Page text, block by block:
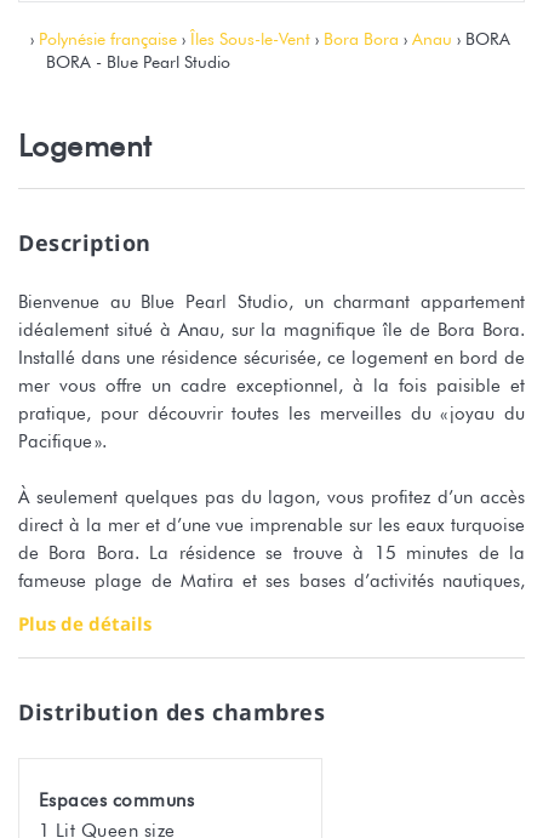
› Polynésie française › Îles Sous-le-Vent › Bora Bora › Anau › BORA
BORA - Blue Pearl Studio
Logement
Description
Bienvenue au Blue Pearl Studio, un charmant appartement
idéalement situé à Anau, sur la magnifique île de Bora Bora.
Installé dans une résidence sécurisée, ce logement en bord de
mer vous offre un cadre exceptionnel, à la fois paisible et
pratique, pour découvrir toutes les merveilles du « joyau du
Pacifique ».
À seulement quelques pas du lagon, vous profitez d’un accès
direct à la mer et d’une vue imprenable sur les eaux turquoise
de Bora Bora. La résidence se trouve à 15 minutes de la
fameuse plage de Matira et ses bases d’activités nautiques,
marine.
marins ou partir en excursion autour de l’île et de son célèbre
Entièrement rénové et décoré avec soin, Blue Pearl Studio, peut
accueillir jusqu’à 4 personnes. Il dispose :
Plus de détails
Distribution des chambres
Espaces communs
1 Lit Queen size